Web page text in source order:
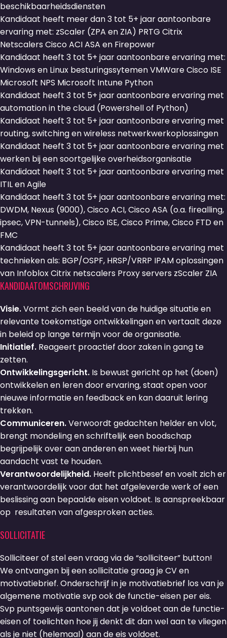
beschikbaarheidsdiensten
Kandidaat heeft meer dan 3 tot 5+ jaar aantoonbare
ervaring met: zScaler (ZPA en ZIA) PRTG Citrix
Netscalers Cisco ACI ASA en Firepower
Kandidaat heeft 3 tot 5+ jaar aantoonbare ervaring met:
Windows en Linux besturingssytemen VMWare Cisco ISE
Microsoft NPS Microsoft Intune Python
Kandidaat heeft 3 tot 5+ jaar aantoonbare ervaring met
automation in the cloud (Powershell of Python)
Kandidaat heeft 3 tot 5+ jaar aantoonbare ervaring met
routing, switching en wireless netwerkwerkoplossingen
Kandidaat heeft 3 tot 5+ jaar aantoonbare ervaring met
werken bij een soortgelijke overheidsorganisatie
Kandidaat heeft 3 tot 5+ jaar aantoonbare ervaring met
ITIL en Agile
Kandidaat heeft 3 tot 5+ jaar aantoonbare ervaring met:
DWDM, Nexus (9000), Cisco ACI, Cisco ASA (o.a. firealling,
ipsec, VPN-tunnels), Cisco ISE, Cisco Prime, Cisco FTD en
FMC
Kandidaat heeft 3 tot 5+ jaar aantoonbare ervaring met
technieken als: BGP/OSPF, HRSP/VRRP IPAM oplossingen
van Infoblox Citrix netscalers Proxy servers zScaler ZIA
KANDIDAATOMSCHRIJVING
Visie.Vormt zich een beeld van de huidige situatie en
relevante toekomstige ontwikkelingen en vertaalt deze
in beleid op lange termijn voor de organisatie.
Initiatief. Reageert proactief door zaken in gang te
zetten.
Ontwikkelingsgericht. Is bewust gericht op het (doen)
ontwikkelen en leren door ervaring, staat open voor
nieuwe informatie en feedback en kan daaruit lering
trekken.
Communiceren.Verwoordt gedachten helder en vlot,
brengt mondeling en schriftelijk een boodschap
begrijpelijk over aan anderen en weet hierbij hun
aandacht vast te houden.
Verantwoordelijkheid. Heeft plichtbesef en voelt zich er
verantwoordelijk voor dat het afgeleverde werk of een
beslissing aan bepaalde eisen voldoet. Is aanspreekbaar
op resultaten van afgesproken acties.
SOLLICITATIE
Solliciteer of stel een vraag via de “solliciteer” button!
We ontvangen bij een sollicitatie graag je CV en
motivatiebrief. Onderschrijf in je motivatiebrief los van je
algemene motivatie svp ook de functie-eisen per eis.
Svp puntsgewijs aantonen dat je voldoet aan de functie-
eisen of toelichten hoe jij denkt dit dan wel aan te vliegen
als je niet (helemaal) aan de eis voldoet.